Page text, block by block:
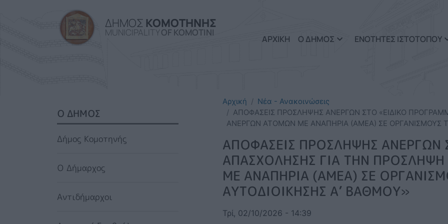
ΔΗΜΟΣ ΚΟΜΟΤΗΝΗΣ
MUNICIPALITYOF KOMOTINI
ΑΡΧΙΚΗ Ο ΔΗΜΟΣ ΕΝΟΤΗΤΕΣ ΙΣΤΟΤΟΠΟΥ
Αρχική
Νέα - Ανακοινώσεις
ΑΠΟΦΑΣΕΙΣ ΠΡΟΣΛΗΨΗΣ ΑΝΕΡΓΩΝ ΣΤΟ «ΕΙΔΙΚΟ
ΑΝΕΡΓΩΝ ΑΤΟΜΩΝ ΜΕ ΑΝΑΠΗΡΙΑ (ΑΜΕΑ) ΣΕ ΟΡΓΑΝΙΣΜΟΥΣ
ΑΠΟΦΑΣΕΙΣ ΠΡΟΣΛΗΨΗΣ ΑΝΕΡΓΩΝ
ΑΠΑΣΧΟΛΗΣΗΣ ΓΙΑ ΤΗΝ
ΜΕ ΑΝΑΠΗΡΙΑ (ΑΜΕΑ) ΣΕ
ΑΥΤΟΔΙΟΙΚΗΣΗΣ Α’ ΒΑΘΜΟΥ»
Τρί, 02/10/2026 - 14:39
SIDEBAR MENU
Ο ΔΗΜΟΣ
Δήμος Κομοτηνής
Ο Δήμαρχος
Αντιδήμαρχοι